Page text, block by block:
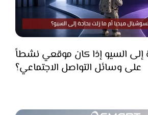
إلى السيو إذا كان موقعي نشطاً
على وسائل التواصل الاجتماعي؟